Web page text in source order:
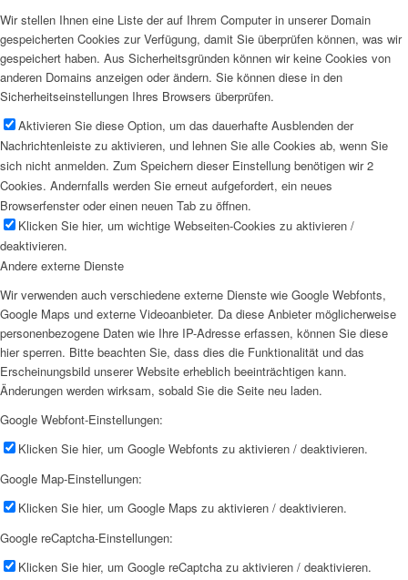
Wir stellen Ihnen eine Liste der auf Ihrem Computer in unserer Domain
gespeicherten Cookies zur Verfügung, damit Sie überprüfen können, was wir
gespeichert haben. Aus Sicherheitsgründen können wir keine Cookies von
anderen Domains anzeigen oder ändern. Sie können diese in den
Sicherheitseinstellungen Ihres Browsers überprüfen.
Aktivieren Sie diese Option, um das dauerhafte Ausblenden der
Nachrichtenleiste zu aktivieren, und lehnen Sie alle Cookies ab, wenn Sie
sich nicht anmelden. Zum Speichern dieser Einstellung benötigen wir 2
Cookies. Andernfalls werden Sie erneut aufgefordert, ein neues
Browserfenster oder einen neuen Tab zu öffnen.
Klicken Sie hier, um wichtige Webseiten-Cookies zu aktivieren /
deaktivieren.
Andere externe Dienste
Wir verwenden auch verschiedene externe Dienste wie Google Webfonts,
Google Maps und externe Videoanbieter. Da diese Anbieter möglicherweise
personenbezogene Daten wie Ihre IP-Adresse erfassen, können Sie diese
hier sperren. Bitte beachten Sie, dass dies die Funktionalität und das
Erscheinungsbild unserer Website erheblich beeinträchtigen kann.
Änderungen werden wirksam, sobald Sie die Seite neu laden.
Google Webfont-Einstellungen:
Klicken Sie hier, um Google Webfonts zu aktivieren / deaktivieren.
Google Map-Einstellungen:
Klicken Sie hier, um Google Maps zu aktivieren / deaktivieren.
Google reCaptcha-Einstellungen:
Klicken Sie hier, um Google reCaptcha zu aktivieren / deaktivieren.